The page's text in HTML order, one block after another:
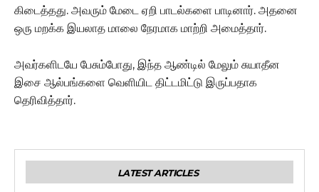
கிடைத்தது. அவரும் மேடை ஏறி பாடல்களை பாடினார். அதனை
ஒரு மறக்க இயலாத மாலை நேரமாக மாற்றி அமைத்தார்.
அவர்களிடயே பேசும்போது, இந்த ஆண்டில் மேலும் சுயாதீன
இசை ஆல்பங்களை வெளியிட திட்டமிட்டு இருப்பதாக
தெரிவித்தார்.
LATEST ARTICLES